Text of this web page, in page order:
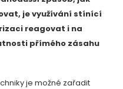
je využívání stínící
reagovat i na
přímého zásahu
je možné zařadit